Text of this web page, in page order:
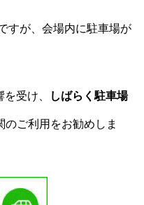
すが、会場内に駐車場が
受け、 しばらく駐車場
のご利用をお勧めしま